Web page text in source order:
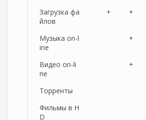
Загрузка фа
йлов
+ +
Музыка on-l
ine
+
Видео on-li
ne
+
Торренты
Фильмы в H
D